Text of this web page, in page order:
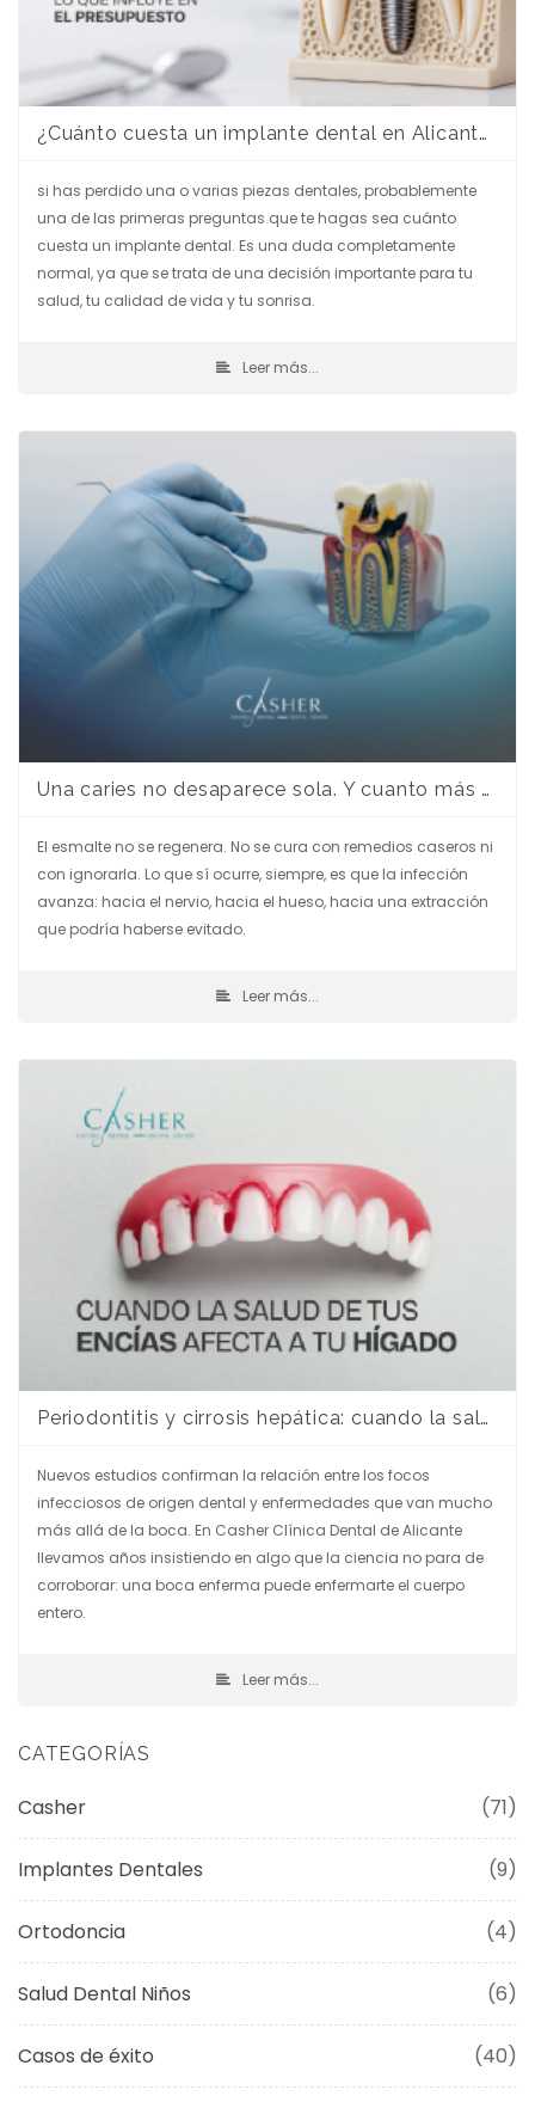
¿Cuánto cuesta un implante dental en Alicante? Guía completa para entender el presupuesto
si has perdido una o varias piezas dentales, probablemente
una de las primeras preguntas que te hagas sea cuánto
cuesta un implante dental. Es una duda completamente
normal, ya que se trata de una decisión importante para tu
salud, tu calidad de vida y tu sonrisa.
Leer más...
Una caries no desaparece sola. Y cuanto más esperas, más cara sale.
El esmalte no se regenera. No se cura con remedios caseros ni
con ignorarla. Lo que sí ocurre, siempre, es que la infección
avanza: hacia el nervio, hacia el hueso, hacia una extracción
que podría haberse evitado.
Leer más...
Periodontitis y cirrosis hepática: cuando la salud de tus encías afecta a tu hígado
Nuevos estudios confirman la relación entre los focos
infecciosos de origen dental y enfermedades que van mucho
más allá de la boca. En Casher Clínica Dental de Alicante
llevamos años insistiendo en algo que la ciencia no para de
corroborar: una boca enferma puede enfermarte el cuerpo
entero.
Leer más...
CATEGORÍAS
Casher (71)
Implantes Dentales (9)
Ortodoncia (4)
Salud Dental Niños (6)
Casos de éxito (40)